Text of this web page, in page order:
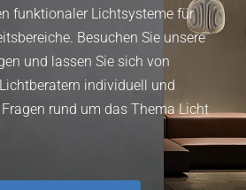
funktionaler Lichtsysteme für
Besuchen Sie unsere
und lassen Sie sich von
individuell und
rund um das Thema Licht